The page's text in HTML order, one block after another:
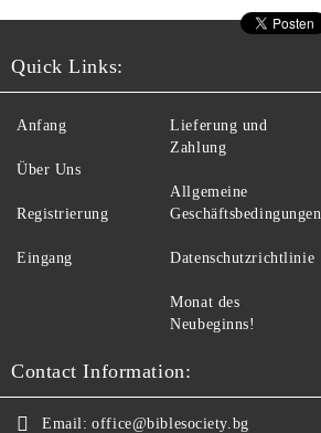
Quick Links:
Anfang
Über Uns
Registrierung
Eingang
Lieferung und
Zahlung
Allgemeine
Geschäftsbedingungen
Datenschutzrichtlinie
Monat des
Neubeginns!
Contact Information:
Email: office@biblesociety.bg